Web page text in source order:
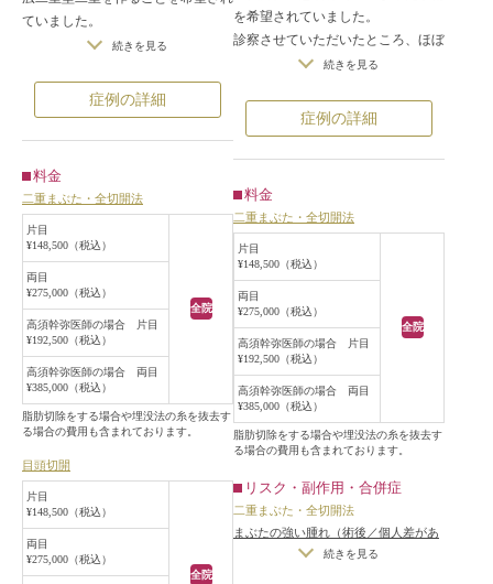
ていました。
また、目の横幅も広げて、目を大き
手術は局所麻酔下に二重まぶた全切
開法を行い、同時に目頭切開と目尻
切開も行うことになりました。
を広げました。
皮膚の切除は行いませんでした。
目頭切開はZ法に準じて適度に行
い、目尻切開は安全な範囲内で最大
限広げました。
続きを見る
症例の詳細
料金
二重まぶた・全切開法
片目
¥148,500（税込）
全院
両目
¥275,000（税込）
高須幹弥医師の場合 片目
¥192,500（税込）
高須幹弥医師の場合 両目
¥385,000（税込）
脂肪切除をする場合や埋没法の糸を抜去す
る場合の費用も含まれております。
目頭切開
片目
¥148,500（税込）
全院
両目
¥275,000（税込）
を希望されていました。
診察させていただいたところ、ほぼ
一重まぶたで、蒙古襞が発達してい
また、やや目が窪んでいました。
患者様は埋没法ではなく切開法を希
望されていたため、全切開法で自然
手術は局所麻酔下に行い、まつ毛の
生え際から約6.5mmの位置で全切開
し、内部処理をして二重のラインを
作成しました。
眼窩内脂肪やROOFは切除しません
でした。
術後は自然な末広型の二重になり、
目が大きくなって華やかな印象にな
りました。
続きを見る
症例の詳細
料金
二重まぶた・全切開法
片目
¥148,500（税込）
全院
両目
¥275,000（税込）
高須幹弥医師の場合 片目
¥192,500（税込）
高須幹弥医師の場合 両目
¥385,000（税込）
脂肪切除をする場合や埋没法の糸を抜去す
る場合の費用も含まれております。
リスク・副作用・合併症
二重まぶた・全切開法
まぶたの強い腫れ（術後／個人差があ
内出血（術後）/
続きを見る